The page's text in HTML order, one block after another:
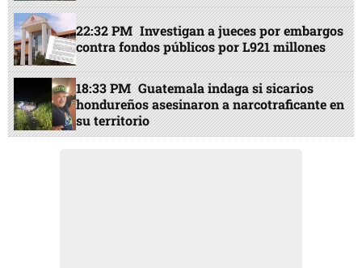
22:32 PM Investigan a jueces por embargos
contra fondos públicos por L921 millones
18:33 PM Guatemala indaga si sicarios
hondureños asesinaron a narcotraficante en
su territorio